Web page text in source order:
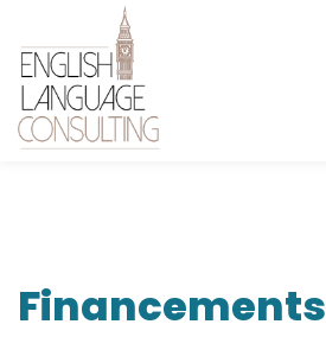
Financements
Financements